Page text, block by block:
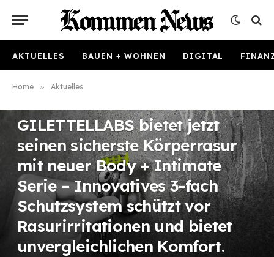
AKTUELLES BAUEN + WOHNEN DIGITAL
Home » Aktuelles
GILETTELLABS bietet jetzt
seinen sicherste Körperrasur
mit neuer Body + Intimate
Serie – Innovatives 3-fach
Schutzsystem schützt vor
Rasurirritationen und bietet
unvergleichlichen Komfort.